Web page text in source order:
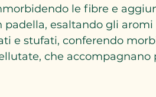
le fibre e
padella, esaltando gli aromi
e stufati, conferendo
che accompagnano